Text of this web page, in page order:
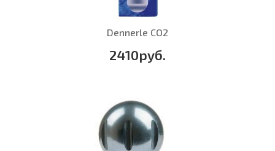
Dennerle CO2
2410руб.